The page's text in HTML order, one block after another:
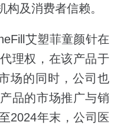
及消费者信赖。
艾塑菲童颜针在
理权，在该产品于
场的同时，公司也
品的市场推广与销
2024年末，公司医